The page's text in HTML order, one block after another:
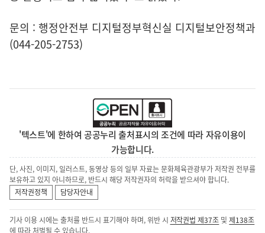
문의 : 행정안전부 디지털정부혁신실 디지털보안정책과
(044-205-2753)
'텍스트'에 한하여 공공누리 출처표시의 조건에 따라 자유이용이
가능합니다.
단, 사진, 이미지, 일러스트, 동영상 등의 일부 자료는 문화체육관광부가 저작권 전부를
보유하고 있지 아니하므로, 반드시 해당 저작권자의 허락을 받으셔야 합니다.
저작권정책
담당자안내
기사 이용 시에는 출처를 반드시 표기해야 하며, 위반 시 저작권법 제37조 및제138조
에 따라 처벌될 수 있습니다.